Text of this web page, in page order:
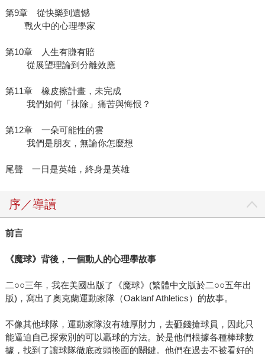
第9章 從快樂到遺憾
戰火中的心理學家
第10章 人生有賺有賠
從展望理論到分離效應
第11章 橡皮擦計畫，未完成
我們如何「抹除」痛苦與悔恨？
第12章 一朵可能性的雲
我們是朋友，無論你怎麼想
尾聲 一日是英雄，終身是英雄
序／導讀
前言
《魔球》背後，一個動人的心理學故事
二○○三年，我在美國出版了《魔球》(繁體中文版於二○○五年出
版)，寫出了奧克蘭運動家隊（Oaklanf Athletics）的故事。
不像其他球隊，運動家隊沒有雄厚財力，去砸錢搶球員，因此只
能逼迫自己探索別的可以贏球的方法。於是他們根據各種棒球數
據，找到了讓球隊徹底改頭換面的關鍵。他們在過去不被看好的